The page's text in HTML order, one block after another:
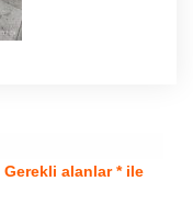
Gerekli alanlar*ile